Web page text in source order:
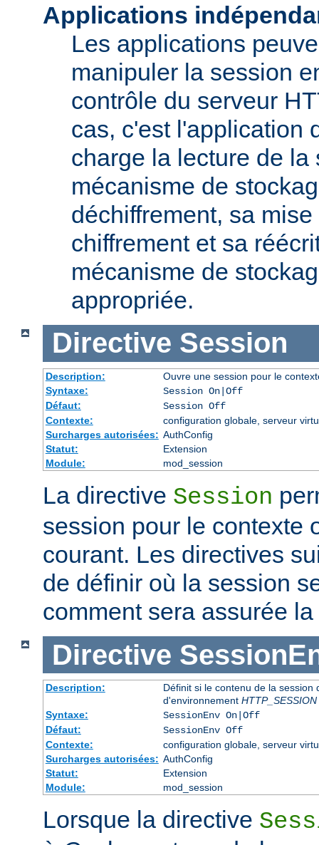
Applications
Les applications
manipuler la session
contrôle du serveur
cas, c'est l'application
charge la lecture de
mécanisme de
déchiffrement, sa
chiffrement et sa
mécanisme de
appropriée.
Directive Session
Description:
Ouvre une session pour le
Syntaxe:
Session On|Off
Défaut:
Session Off
Contexte:
configuration globale, serveur
Surcharges autorisées: AuthConfig
Statut:
Extension
Module:
mod_session
La directive Session
session pour le contexte
courant. Les directives
de définir où la session
comment sera assurée
Directive
Description:
Définit si le contenu de la
d'environnement HTTP_SESSION
Syntaxe:
SessionEnv On|Off
Défaut:
SessionEnv Off
Contexte:
configuration globale, serveur
Surcharges autorisées: AuthConfig
Statut:
Extension
Module:
mod_session
Lorsque la directive